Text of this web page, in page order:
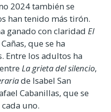
2024 también se
han tenido más tirón.
ganado con claridad El
que se ha
Entre los adultos ha
La grieta del silencio,
de Isabel San
Cabanillas, que se
uno.